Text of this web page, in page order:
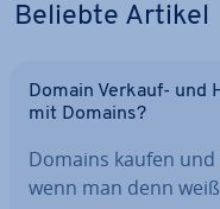
Beliebte Artikel
Domain Verkauf- und
mit Domains?
Domains kaufen
wenn man denn